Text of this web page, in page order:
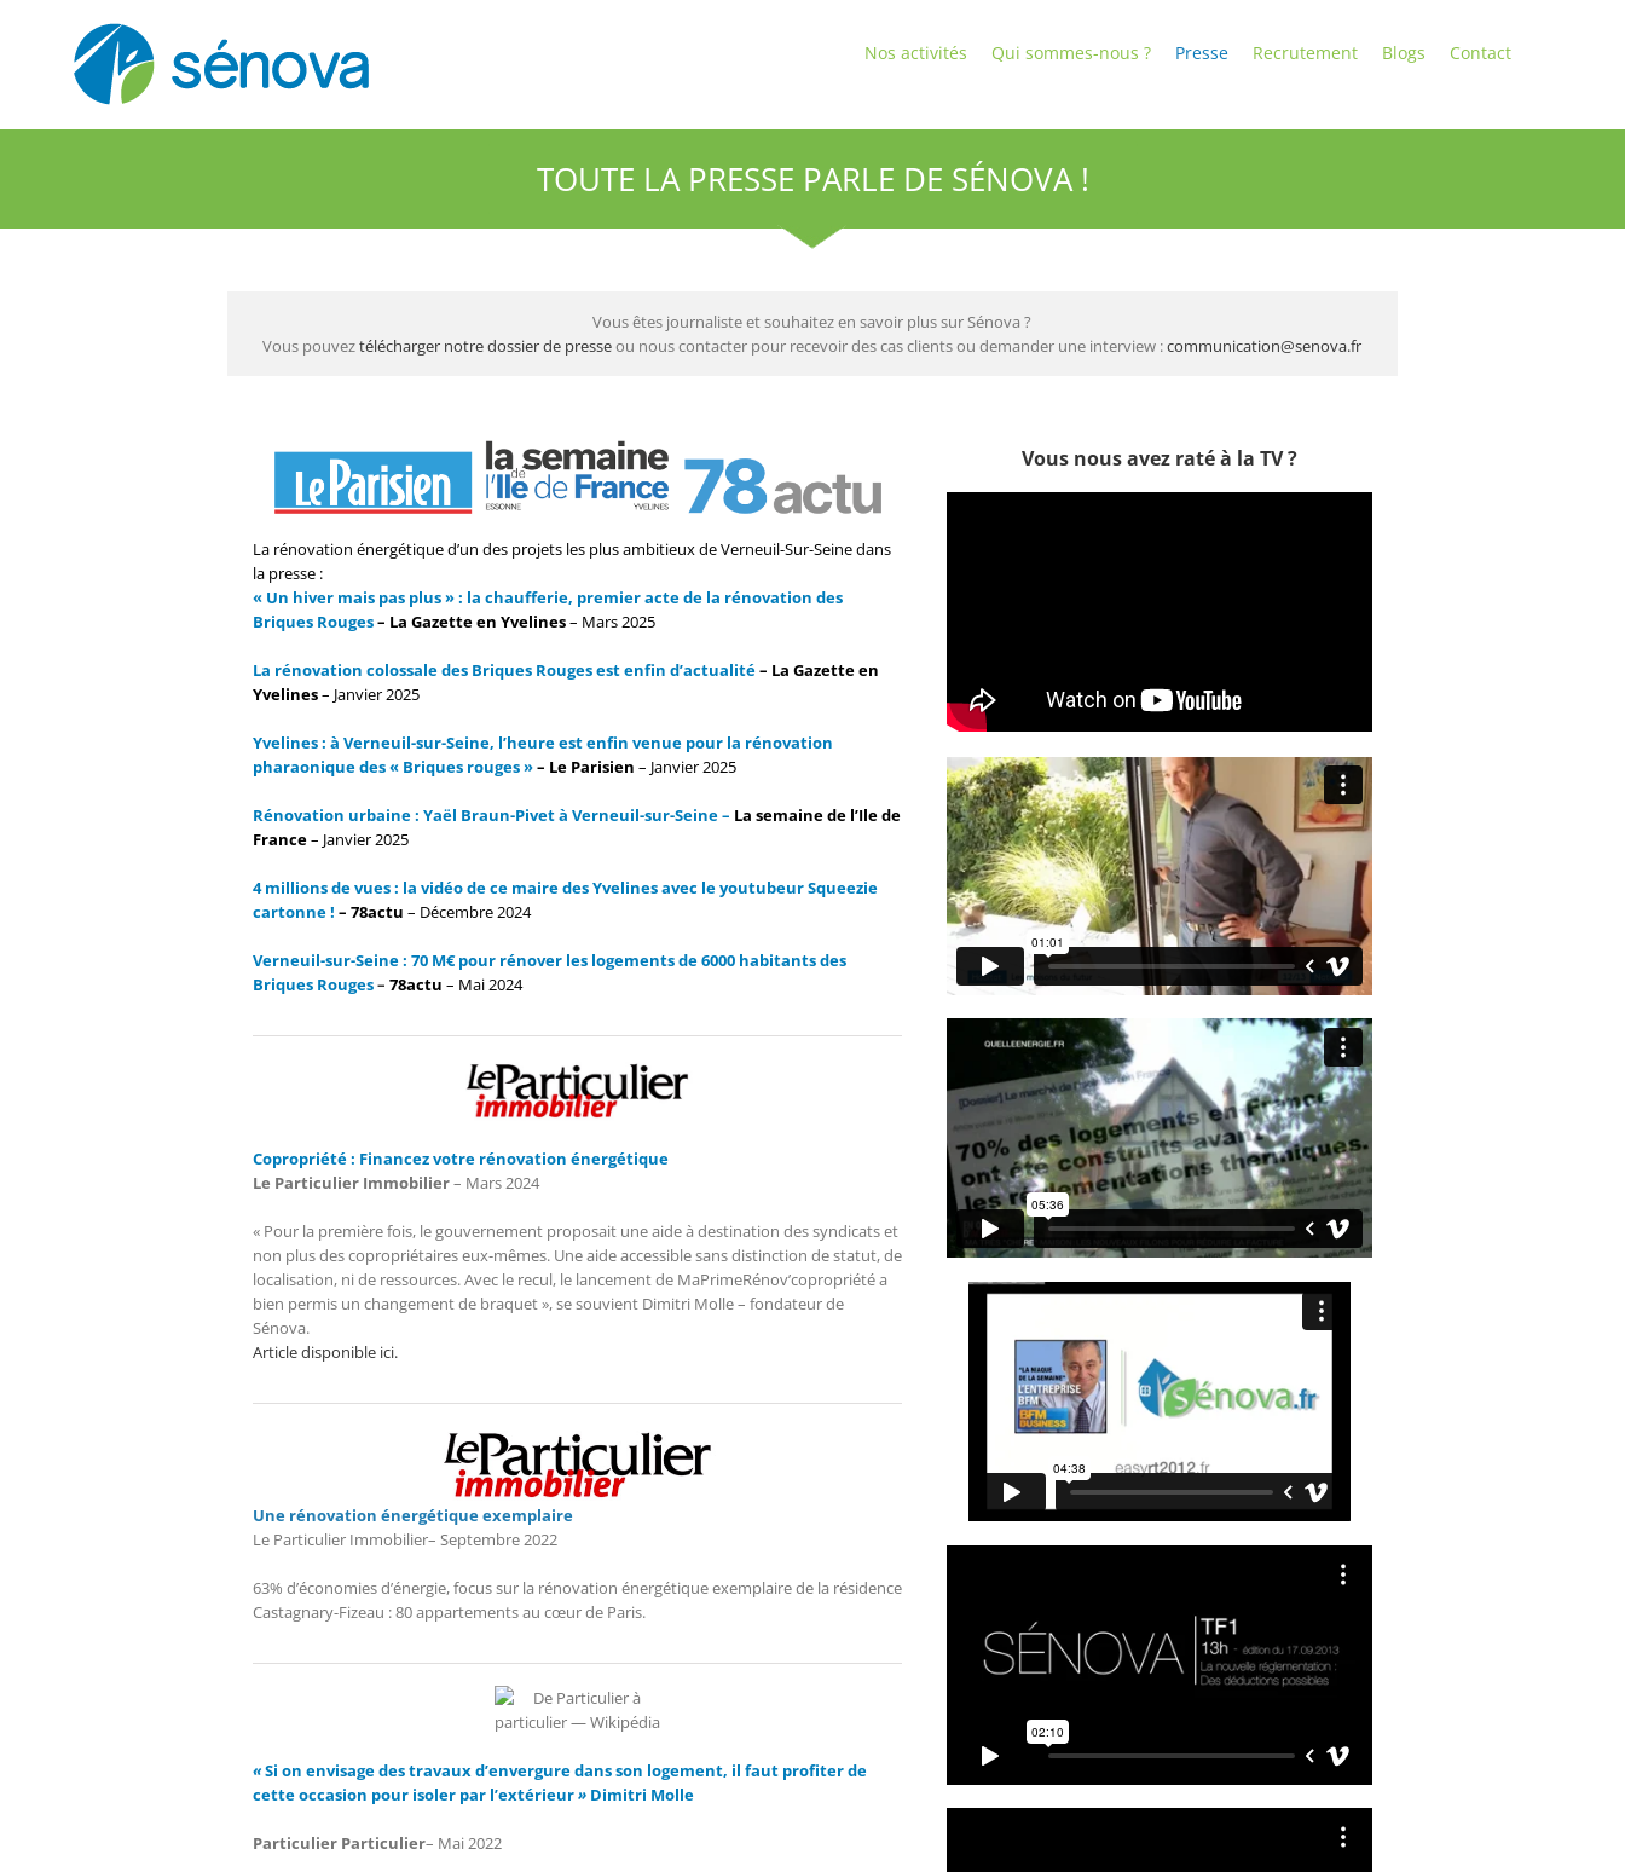
Nos activités Qui sommes-nous ? Presse Recrutement Blogs Contact
TOUTE LA PRESSE PARLE DE SÉNOVA !
Vous êtes journaliste et souhaitez en savoir plus sur Sénova ?
Vous pouveztélécharger notre dossier de presseou nous contacter pour recevoir des cas clients ou demander une interview :communication@senova.fr
La rénovation énergétique d’un des projets les plus ambitieux de Verneuil-Sur-Seine dans
la presse :
« Un hiver mais pas plus » : la chaufferie, premier acte de la rénovation des
Briques Rouges– La Gazette en Yvelines– Mars 2025
La rénovation colossale des Briques Rouges est enfin d’actualité– La Gazette en
Yvelines– Janvier 2025
Yvelines : à Verneuil-sur-Seine, l’heure est enfin venue pour la rénovation
pharaonique des « Briques rouges »– Le Parisien – Janvier 2025
Rénovation urbaine : Yaël Braun-Pivet à Verneuil-sur-Seine – La semaine de l’Ile de
France– Janvier 2025
4 millions de vues : la vidéo de ce maire des Yvelines avec le youtubeur Squeezie
cartonne ! – 78actu – Décembre 2024
Verneuil-sur-Seine : 70 M€ pour rénover les logements de 6000 habitants des
Briques Rouges– 78actu – Mai 2024
Copropriété : Financez votre rénovation énergétique
Le Particulier Immobilier– Mars 2024
« Pour la première fois, le gouvernement proposait une aide à destination des syndicats et
non plus des copropriétaires eux-mêmes. Une aide accessible sans distinction de statut, de
localisation, ni de ressources. Avec le recul, le lancement de MaPrimeRénov’copropriété a
bien permis un changement de braquet », se souvient Dimitri Molle – fondateur de
Sénova.
Article disponible ici.
Une rénovation énergétique exemplaire
Le Particulier Immobilier– Septembre 2022
63% d’économies d’énergie, focus sur la rénovation énergétique exemplaire de la résidence
Castagnary-Fizeau : 80 appartements au cœur de Paris.
«Si on envisage des travaux d’envergure dans son logement, il faut profiter de
cette occasion pour isoler par l’extérieur»Dimitri Molle
Particulier Particulier– Mai 2022
Vous nous avez raté à la TV ?